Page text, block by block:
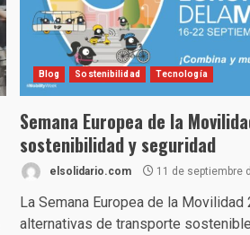
Blog Sostenibilidad Tecnología
Semana Europea de la
sostenibilidad y seguridad
elsolidario.com 11 de septiembre
La Semana Europea de la Movilidad
alternativas de transporte